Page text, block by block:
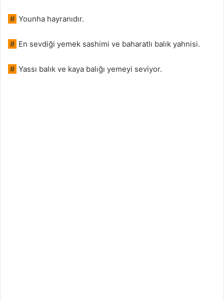
# Younha hayranıdır.
# En sevdiği yemek sashimi ve baharatlı balık yahnisi.
# Yassı balık ve kaya balığı yemeyi seviyor.